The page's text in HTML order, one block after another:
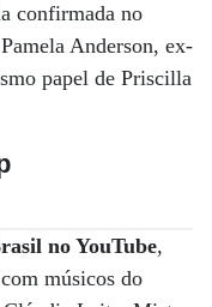
confirmada no
Anderson, ex-
papel de Priscilla
no YouTube,
músicos do